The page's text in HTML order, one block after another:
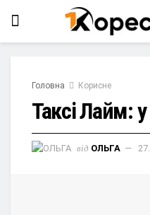
Головна Корисне
Таксі Лайм:
від ОЛЬГА